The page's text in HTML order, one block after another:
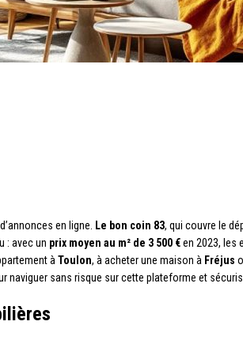
en ligne. Le bon coin 83, qui couvre le
: avec un prix moyen au m² de 3 500 €en 2023, les
à Toulon, à acheter une maison à Fréjus
sans risque sur cette plateforme et